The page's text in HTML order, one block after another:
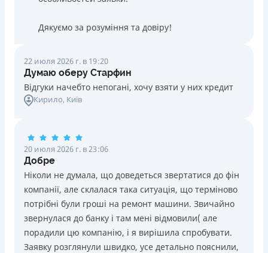
Дякуємо за розуміння та довіру!
22 июля 2026 г. в 19:20
Думаю оберу Старфин
Відгуки начебто непогані, хочу взяти у них кредит
Кирило, Київ
20 июля 2026 г. в 23:06
Добре
Ніколи не думала, що доведеться звертатися до фін
компанії, але склалася така ситуація, що терміново
потрібні були гроші на ремонт машини. Звичайно
звернулася до банку і там мені відмовили( але
порадили цю компанію, і я вирішила спробувати.
Заявку розглянули швидко, усе детально пояснили,